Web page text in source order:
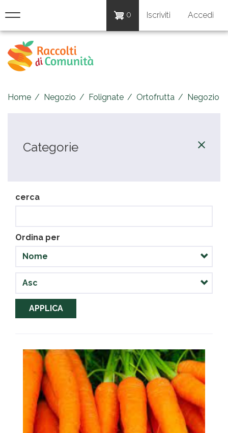
Salta
contenuto
principale
User
account
Iscriviti Accedi
0
Raccolti
di
Comunità
Home Negozio Folignate Ortofrutta Negozio
Categorie
cerca
Ordina per
APPLICA